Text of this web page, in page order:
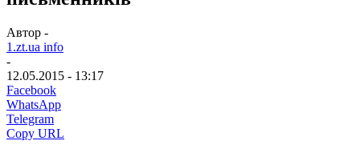
Автор -
1.zt.ua info
-
12.05.2015 - 13:17
Facebook
WhatsApp
Telegram
Copy URL